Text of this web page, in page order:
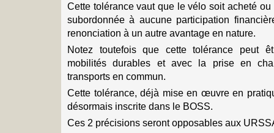
Cette tolérance vaut que le vélo soit acheté ou
subordonnée à aucune participation
renonciation à un autre avantage en nature.
Notez toutefois que cette tolérance peut
mobilités durables et avec la prise en
transports en commun.
Cette tolérance, déjà mise en œuvre en
désormais inscrite dans le BOSS.
Ces 2 précisions seront opposables aux